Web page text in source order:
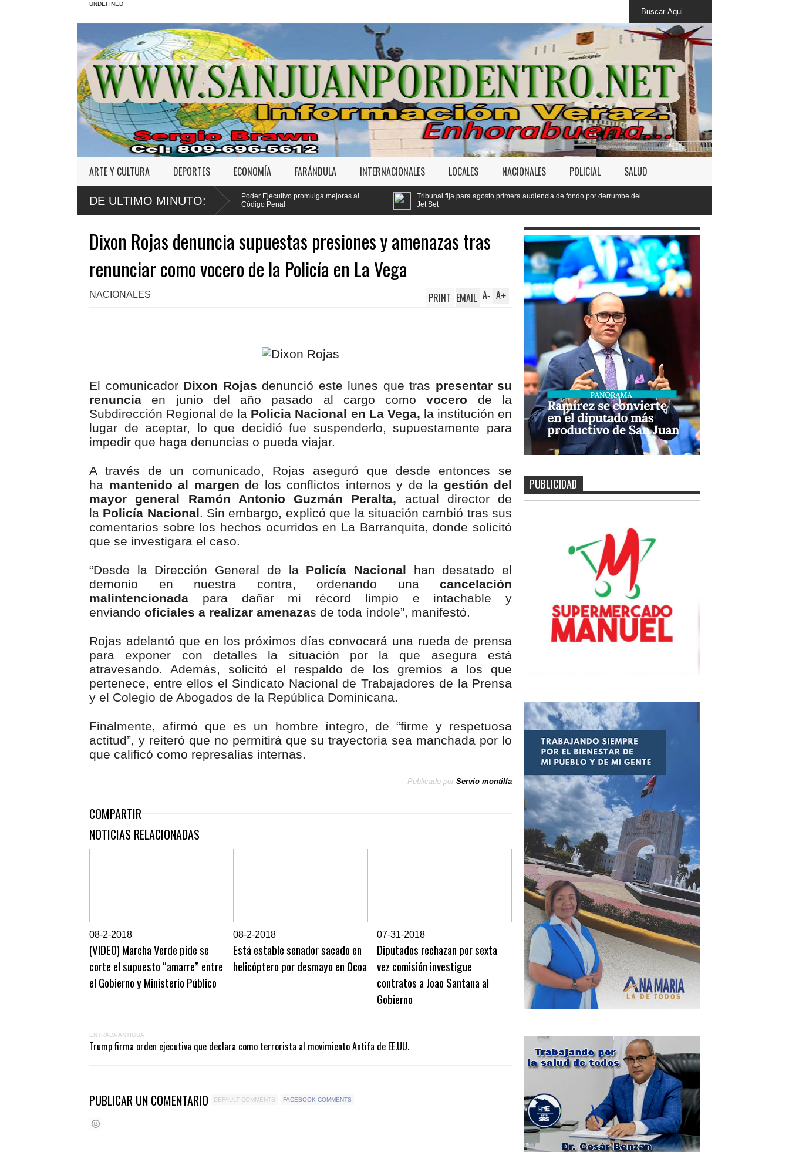
UNDEFINED
ARTE Y CULTURA DEPORTES ECONOMÍA FARÁNDULA INTERNACIONALES LOCALES NACIONALES POLICIAL SALUD
DE ULTIMO MINUTO:
apela sentencia por abuso sexual
Poder Ejecutivo promulga mejoras al
Código Penal
Tribunal fija para agosto primera audiencia de fondo por derrumbe del
Dixon Rojas denuncia supuestas presiones y amenazas tras
renunciar como vocero de la Policía en La Vega
NACIONALES A+
A-
PRINT EMAIL
El comunicador Dixon Rojas denunció este lunes que tras presentar su
renuncia en junio del año pasado al cargo como vocero de la
Subdirección Regional de la Policia Nacional en La Vega, la institución en
lugar de aceptar, lo que decidió fue suspenderlo, supuestamente para
impedir que haga denuncias o pueda viajar.
A través de un comunicado, Rojas aseguró que desde entonces se
ha mantenido al margen de los conflictos internos y de la gestión del
mayor general Ramón Antonio Guzmán Peralta, actual director de
la Policía Nacional. Sin embargo, explicó que la situación cambió tras sus
comentarios sobre los hechos ocurridos en La Barranquita, donde solicitó
que se investigara el caso.
“Desde la Dirección General de laPolicía Nacional han desatado el
demonio en nuestra contra, ordenando una cancelación
malintencionada para dañar mi récord limpio e intachable y
enviando oficiales a realizar amenazas de toda índole”, manifestó.
Rojas adelantó que en los próximos días convocará una rueda de prensa
para exponer con detalles la situación por la que asegura está
atravesando. Además, solicitó el respaldo de los gremios a los que
pertenece, entre ellos el Sindicato Nacional de Trabajadores de la Prensa
y el Colegio de Abogados de la República Dominicana.
Finalmente, afirmó que es un hombre íntegro, de “firme y respetuosa
actitud”, y reiteró que no permitirá que su trayectoria sea manchada por lo
que calificó como represalias internas.
Publicado por Servio montilla
COMPARTIR
NOTICIAS RELACIONADAS
08-2-2018
(VIDEO) Marcha Verde pide se
corte el supuesto “amarre” entre
el Gobierno y Ministerio Público
08-2-2018
Está estable senador sacado en
helicóptero por desmayo en Ocoa
07-31-2018
Diputados rechazan por sexta
vez comisión investigue
contratos a Joao Santana al
Gobierno
ENTRADA ANTIGUA
Trump firma orden ejecutiva que declara como terrorista al movimiento Antifa de EE.UU.
PUBLICAR UN COMENTARIO DEFAULT COMMENTS FACEBOOK COMMENTS
PUBLICIDAD